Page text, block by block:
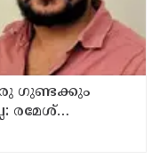
ഗുണ്ടക്കും
രമേശ്